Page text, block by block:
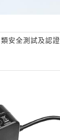
安全測試及認證